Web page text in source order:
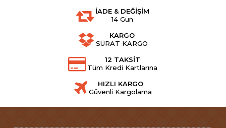
İADE & DEĞİŞİM
14 Gün
KARGO
SÜRAT KARGO
12 TAKSİT
Tüm Kredi Kartlarına
HIZLI KARGO
Güvenli Kargolama